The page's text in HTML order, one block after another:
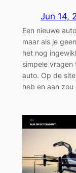
Jun 14,
Een nieuwe
maar als je
het nog
simpele vragen
auto. Op de
heb en aan